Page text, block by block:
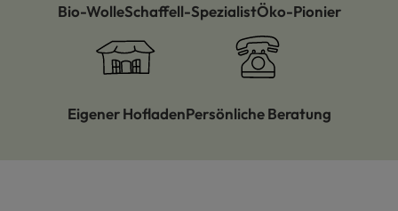
Bio-WolleSchaffell-SpezialistÖko-Pionier
Eigener HofladenPersönliche Beratung